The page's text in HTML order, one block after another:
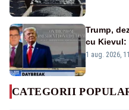
Trump,
cu Kievul:
tot ce
1 aug. 2026,
CATEGORII